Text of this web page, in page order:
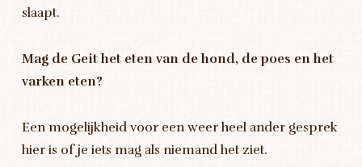
slaapt.
Mag de Geit het eten van de hond, de poes en het
varken eten?
Een mogelijkheid voor een weer heel ander gesprek
hier is of je iets mag als niemand het ziet.